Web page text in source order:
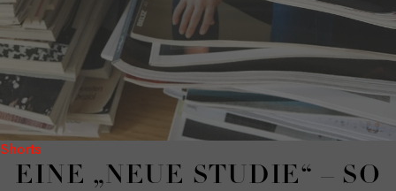
Shorts
EINE „NEUE STUDIE“ – SO